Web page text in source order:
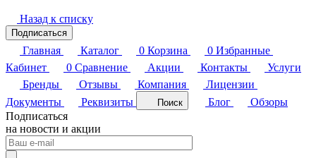
Назад к списку
Подписаться
Главная Каталог 0 Корзина 0 Избранные
Кабинет
0 Сравнение Акции Контакты
Услуги
Бренды
Отзывы Компания
Лицензии
Документы
Реквизиты Поиск Блог
Обзоры
Подписаться
на новости и акции